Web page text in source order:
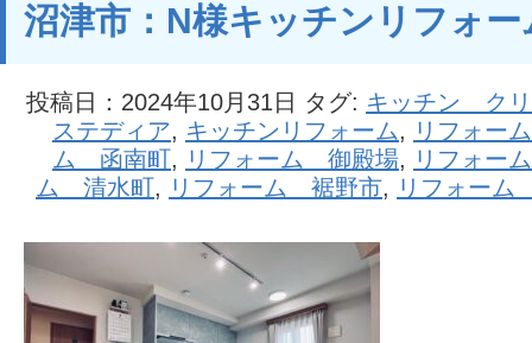
沼津市：N様キッチンリフォー
投稿日：2024年10月31日 タグ: キッチン ク
ステディア, キッチンリフォーム, リフォー
ム 函南町, リフォーム 御殿場, リフォー
ム 清水町, リフォーム 裾野市, リフォー